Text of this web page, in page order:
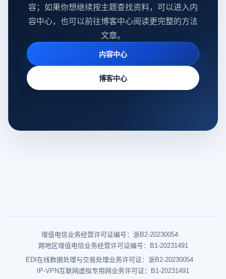
容；如果你想继续按主题查找资料，可以进入内
容中心，也可以前往博客中心阅读更完整的方法
文章。
内容中心
博客中心
增值电信业务经营许可证编号：浙B2-20230054
跨地区增值电信业务经营许可证编号：B1-20231491
EDI在线数据处理与交易处理业务许可证：浙B2-20230054
IP-VPN互联网虚拟专用网业务许可证：B1-20231491